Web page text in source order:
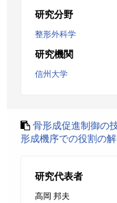
研究分野
整形外科学
研究機関
信州大学
骨形成促進制御の
形成機序での役割の
研究代表者
高岡 邦夫